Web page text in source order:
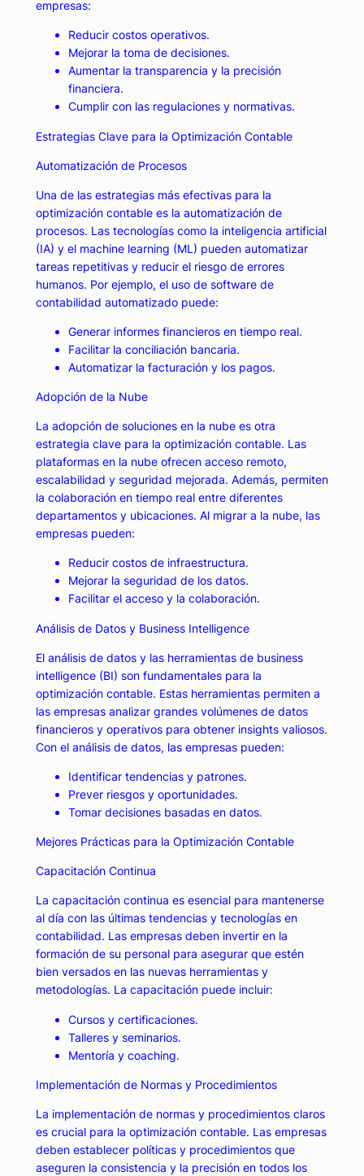
empresas:
Reducir costos operativos.
Mejorar la toma de decisiones.
Aumentar la transparencia y la precisión
financiera.
Cumplir con las regulaciones y normativas.
Estrategias Clave para la Optimización Contable
Automatización de Procesos
Una de las estrategias más efectivas para la
optimización contable es la automatización de
procesos. Las tecnologías como la inteligencia artificial
(IA) y el machine learning (ML) pueden automatizar
tareas repetitivas y reducir el riesgo de errores
humanos. Por ejemplo, el uso de software de
contabilidad automatizado puede:
Generar informes financieros en tiempo real.
Facilitar la conciliación bancaria.
Automatizar la facturación y los pagos.
Adopción de la Nube
La adopción de soluciones en la nube es otra
estrategia clave para la optimización contable. Las
plataformas en la nube ofrecen acceso remoto,
escalabilidad y seguridad mejorada. Además, permiten
la colaboración en tiempo real entre diferentes
departamentos y ubicaciones. Al migrar a la nube, las
empresas pueden:
Reducir costos de infraestructura.
Mejorar la seguridad de los datos.
Facilitar el acceso y la colaboración.
Análisis de Datos y Business Intelligence
El análisis de datos y las herramientas de business
intelligence (BI) son fundamentales para la
optimización contable. Estas herramientas permiten a
las empresas analizar grandes volúmenes de datos
financieros y operativos para obtener insights valiosos.
Con el análisis de datos, las empresas pueden:
Identificar tendencias y patrones.
Prever riesgos y oportunidades.
Tomar decisiones basadas en datos.
Mejores Prácticas para la Optimización Contable
Capacitación Continua
La capacitación continua es esencial para mantenerse
al día con las últimas tendencias y tecnologías en
contabilidad. Las empresas deben invertir en la
formación de su personal para asegurar que estén
bien versados en las nuevas herramientas y
metodologías. La capacitación puede incluir:
Cursos y certificaciones.
Talleres y seminarios.
Mentoría y coaching.
Implementación de Normas y Procedimientos
La implementación de normas y procedimientos claros
es crucial para la optimización contable. Las empresas
deben establecer políticas y procedimientos que
aseguren la consistencia y la precisión en todos los